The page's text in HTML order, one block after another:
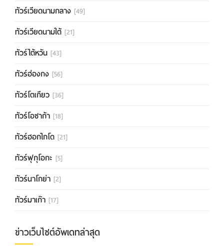
ทัวร์เวียดนามกลาง [49]
ทัวร์เวียดนามใต้ [21]
ทัวร์ไต้หวัน [43]
ทัวร์ฮ่องกง [56]
ทัวร์โตเกียว [36]
ทัวร์โอซาก้า [18]
ทัวร์ฮอกไกโด [21]
ทัวร์ฟุกุโอกะ [5]
ทัวร์นาโกย่า [2]
ทัวร์มาเก๊า [17]
ข่าวเว็บไซต์อัพเดทล่าสุด